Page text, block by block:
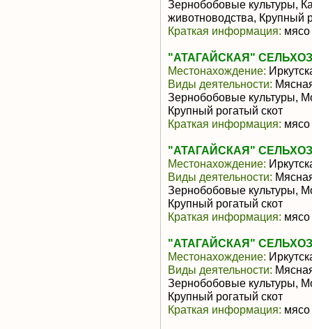
Зернобобовые культуры,
животноводства, Крупный
Краткая информация: мясо
"АТАГАЙСКАЯ"
Местонахождение:
Виды деятельности:
Зернобобовые культуры,
Крупный рогатый скот
Краткая информация: мясо
"АТАГАЙСКАЯ"
Местонахождение:
Виды деятельности:
Зернобобовые культуры,
Крупный рогатый скот
Краткая информация: мясо
"АТАГАЙСКАЯ"
Местонахождение:
Виды деятельности:
Зернобобовые культуры,
Крупный рогатый скот
Краткая информация: мясо